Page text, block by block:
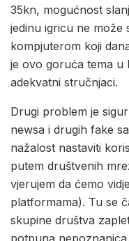
35kn, mogućnost
jedinu igricu ne može
kompjuterom koji
je ovo goruća tema u
adekvatni stručnjaci.
Drugi problem je
newsa i drugih fake
nažalost nastaviti
putem društvenih
vjerujem da ćemo
platformama). Tu se
skupine društva